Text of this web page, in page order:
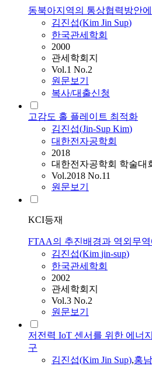
동북아지역의 통상협력방안
김진섭(Kim Jin Sup)
한국관세학회
2000
관세학회지
Vol.1 No.2
원문보기
복사/대출신청
고감도 홀 플레이트 최적화
김진섭(Jin-Sup Kim)
대한전자공학회
2018
대한전자공학회 학술대
Vol.2018 No.11
원문보기
KCI등재
FTAA의 추진배경과 역외무
김진섭(Kim jin-sup)
한국관세학회
2002
관세학회지
Vol.3 No.2
원문보기
저전력 IoT 센서를 위한 에너
구
김진섭(Kim Jin Sup),홍